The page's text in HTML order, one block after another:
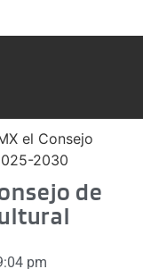
el Consejo
2030
de
pm